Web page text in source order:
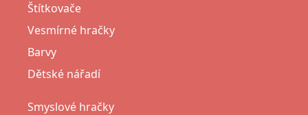
Štítkovače
Vesmírné hračky
Barvy
Dětské nářadí
Smyslové hračky